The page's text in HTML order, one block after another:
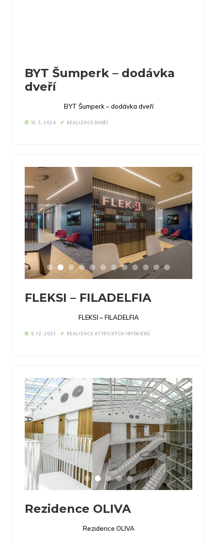
BYT Šumperk – dodávka
dveří
BYT Šumperk – dodávka dveří
15. 5. 2024 REALIZACE DVEŘÍ
FLEKSI – FILADELFIA
FLEKSI – FILADELFIA
6. 12. 2023 REALIZACE ATYPICKÝCH INTERIÉRŮ
Rezidence OLIVA
Rezidence OLIVA